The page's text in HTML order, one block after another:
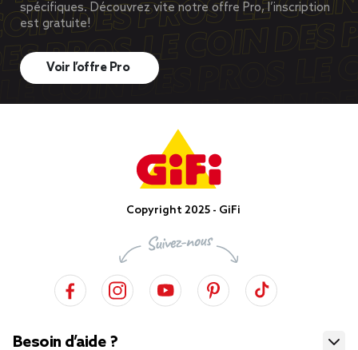
spécifiques. Découvrez vite notre offre Pro, l’inscription
est gratuite!
Voir l’offre Pro
Copyright 2025 - GiFi
Besoin d’aide ?